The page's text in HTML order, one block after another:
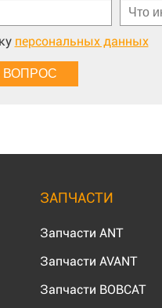
персональных данных
ЗАПЧАСТИ
Запчасти ANT
Запчасти AVANT
Запчасти BOBCAT